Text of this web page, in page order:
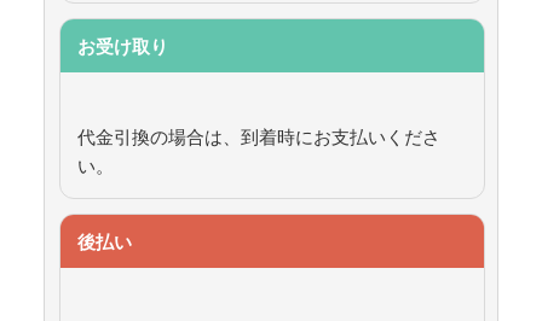
お受け取り
代金引換の場合は、到着時にお支払いくださ
い。
後払い